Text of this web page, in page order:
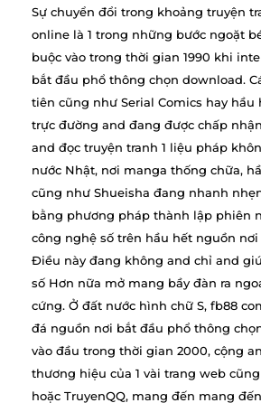
Sự chuyển đổi trong khoảng truyện
online là 1 trong những bước ngoặt
buộc vào trong thời gian 1990 khi
bắt đầu phổ thông chọn download.
tiên cũng như Serial Comics hay hầu
trực đường and đang được chấp
and đọc truyện tranh 1 liệu pháp
nước Nhật, nơi manga thống chữa,
cũng như Shueisha đang nhanh
bằng phương pháp thành lập phiên
công nghệ số trên hầu hết nguồn
Điều này đang không and chỉ and
số Hơn nữa mở mang bầy đàn ra
cứng. Ở đất nước hình chữ S, fb88
đá nguồn nơi bắt đầu phổ thông
vào đầu trong thời gian 2000, cộng
thương hiệu của 1 vài trang web
hoặc TruyenQQ, mang đến mang